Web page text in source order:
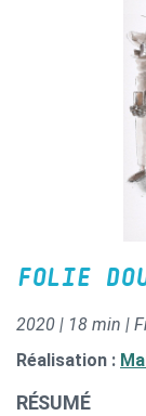
FOLIE
2020 | 18 min |
Réalisation :
RÉSUMÉ